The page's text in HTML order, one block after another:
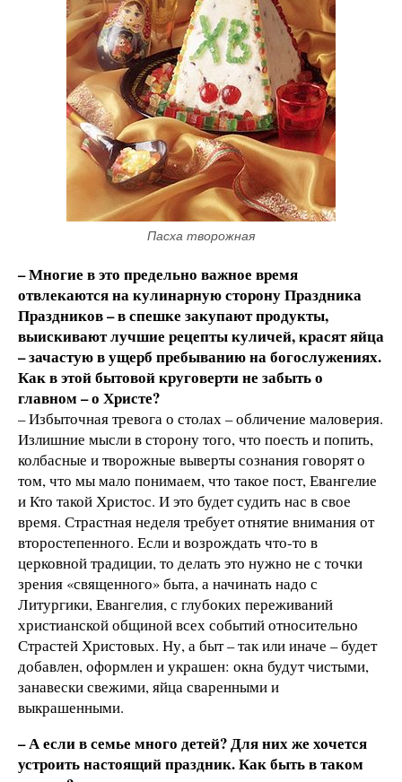
Пасха творожная
– Многие в это предельно важное время
отвлекаются на кулинарную сторону Праздника
Праздников – в спешке закупают продукты,
выискивают лучшие рецепты куличей, красят яйца
– зачастую в ущерб пребыванию на богослужениях.
Как в этой бытовой круговерти не забыть о
главном – о Христе?
– Избыточная тревога о столах – обличение маловерия.
Излишние мысли в сторону того, что поесть и попить,
колбасные и творожные выверты сознания говорят о
том, что мы мало понимаем, что такое пост, Евангелие
и Кто такой Христос. И это будет судить нас в свое
время. Страстная неделя требует отнятие внимания от
второстепенного. Если и возрождать что-то в
церковной традиции, то делать это нужно не с точки
зрения «священного» быта, а начинать надо с
Литургики, Евангелия, с глубоких переживаний
христианской общиной всех событий относительно
Страстей Христовых. Ну, а быт – так или иначе – будет
добавлен, оформлен и украшен: окна будут чистыми,
занавески свежими, яйца сваренными и
выкрашенными.
– А если в семье много детей? Для них же хочется
устроить настоящий праздник. Как быть в таком